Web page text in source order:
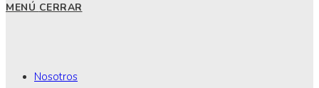
MENÚ CERRAR
Nosotros